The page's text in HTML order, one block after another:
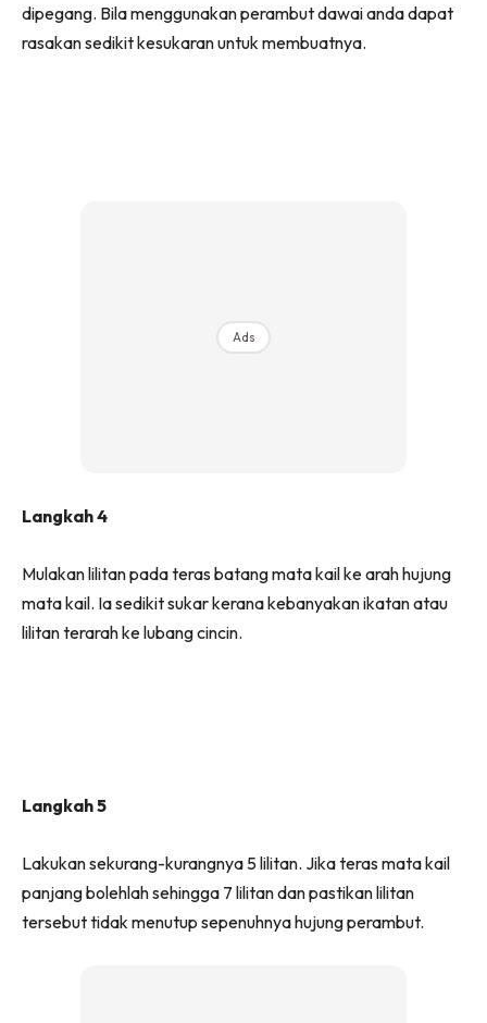
dipegang. Bila menggunakan perambut dawai anda dapat
rasakan sedikit kesukaran untuk membuatnya.
Ads
Langkah 4
Mulakan lilitan pada teras batang mata kail ke arah hujung
mata kail. Ia sedikit sukar kerana kebanyakan ikatan atau
lilitan terarah ke lubang cincin.
Langkah 5
Lakukan sekurang-kurangnya 5 lilitan. Jika teras mata kail
panjang bolehlah sehingga 7 lilitan dan pastikan lilitan
tersebut tidak menutup sepenuhnya hujung perambut.